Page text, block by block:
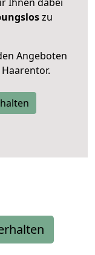
zu
Angeboten